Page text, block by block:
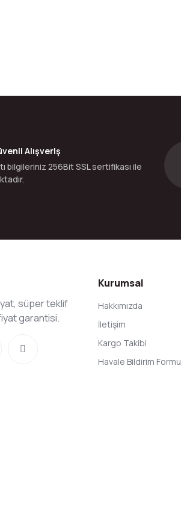
daha pahalı.
olmalı.
Alışveriş
bilgileriniz 256Bit SSL sertifikası ile
süper teklif
garantisi.
Kurumsal
Hakkımızda
İletişim
Kargo Takibi
Havale Bildirim Formu